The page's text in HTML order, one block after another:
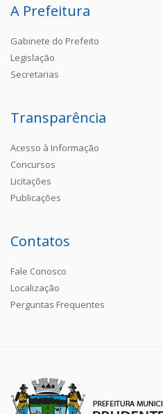
A Prefeitura
Gabinete do Prefeito
Legislação
Secretarias
Transparência
Acesso à Informação
Concursos
Licitações
Publicações
Contatos
Fale Conosco
Localização
Perguntas Frequentes